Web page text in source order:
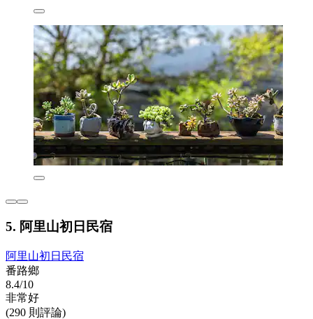
5. 阿里山初日民宿
阿里山初日民宿
番路鄉
8.4/10
非常好
(290 則評論)